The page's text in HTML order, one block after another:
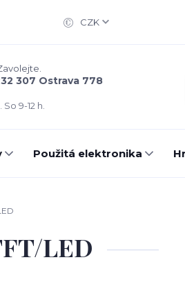
CZK
307 Ostrava 778
9-12 h.
Použitá elektronika
LED